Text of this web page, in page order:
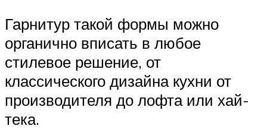
Гарнитур такой формы можно
органично вписать в любое
стилевое решение, от
классического дизайна кухни от
производителя до лофта или хай-
тека.